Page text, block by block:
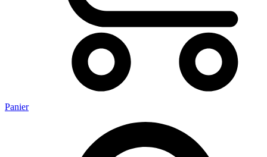
Panier